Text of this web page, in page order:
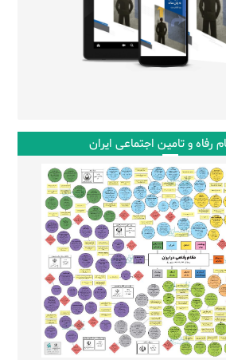
رفاه و تامین اجتماعی ایران